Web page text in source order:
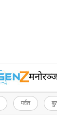
पर्वत